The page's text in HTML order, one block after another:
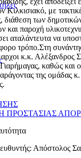
Κιλκισιακό, με
διάθεση των
και παροχή
αταλάντευτα να
τρόπο.Στη
κ.κ. Αλέξανδρος
καθώς και
της ομάδας
ΠΡΟΣΤΑΣΙΑΣ
Απόστολος